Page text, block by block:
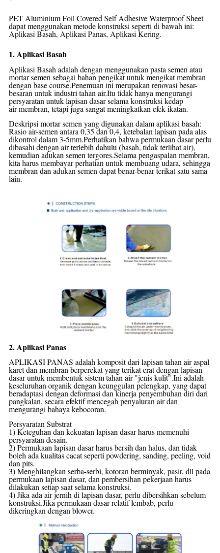
PET Aluminium Foil Covered Self Adhesive Waterproof Sheet
dapat menggunakan metode konstruksi seperti di bawah ini:
Aplikasi Basah, Aplikasi Panas, Aplikasi Kering.
1. Aplikasi Basah
Aplikasi Basah adalah dengan menggunakan pasta semen atau
mortar semen sebagai bahan pengikat untuk mengikat membran
dengan base course.Penemuan ini merupakan renovasi besar-
besaran untuk industri tahan air.Itu tidak hanya mengurangi
persyaratan untuk lapisan dasar selama konstruksi kedap
airmembran, tetapi juga sangat meningkatkan efek ikatan.
Deskripsi mortar semen yang digunakan dalam aplikasi basah:
Rasio air-semen antara 0,35 dan 0,4, ketebalan lapisan pada alas
dikontrol dalam 3-5mm.Perhatikan bahwa permukaan dasar perlu
dibasahi dengan air terlebih dahulu (basah, tidak terlihat air),
kemudian adukan semen tergores.Selama pengaspalan membran,
kita harus membayarperhatian untuk membuang udara, sehingga
membran dan adukan semen dapat benar-benar terikat satu sama
lain.
2. Aplikasi Panas
APLIKASI PANAS adalah komposit dari lapisan tahan air aspal
karet dan membran berperekat yang terikat erat dengan lapisan
dasar untuk membentuk sistem tahan air "jenis kulit".Ini adalah
keseluruhan organik dengan keunggulan pelengkap, yang dapat
beradaptasi dengan deformasi dan kinerja penyembuhan diri dari
pangkalan, secara efektif mencegah penyaluran air dan
mengurangi bahaya kebocoran.
Persyaratan Substrat
1) Keteguhan dan kekuatan lapisan dasar harus memenuhi
persyaratan desain.
2) Permukaan lapisan dasar harus bersih dan halus, dan tidak
boleh ada kualitascacat seperti powdering, sanding, peeling, void
dan pits.
3) Menghilangkan serba-serbi, kotoran berminyak, pasir, dll pada
permukaan lapisan dasar, dan pembersihan pekerjaan harus
dilakukan setiap saat selama konstruksi.
4) Jika ada air jernih di lapisan dasar, perlu dibersihkan sebelum
konstruksi.Jikapermukaan dasar relatif lembab, perlu
dikeringkan dengan blower.